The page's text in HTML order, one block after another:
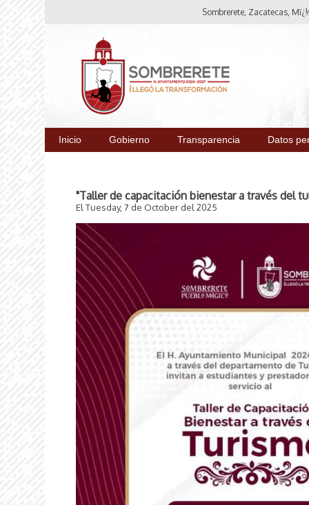
Sombrerete, Zacatecas,
Inicio Gobierno Transparencia Datos
"Taller de capacitación bienestar a través del
El Tuesday, 7 de October del 2025